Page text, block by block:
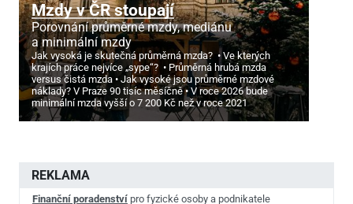
Mzdy v ČR stoupají
Porovnání průměrné mzdy, mediánu
a minimální mzdy
Jak vysoká je skutečná průměrná mzda?
Ve kterých
krajích práce nejvíce „sype“?
Průměrná hrubá mzda
versus čistá mzda
Jak vysoké jsou průměrné mzdové
náklady? V Praze 90 tisíc měsíčně
V roce 2026 bude
minimální mzda vyšší o 7 200 Kč než v roce 2021
REKLAMA
Finanční poradenství pro fyzické osoby a podnikatele